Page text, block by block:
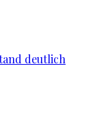
deutlich